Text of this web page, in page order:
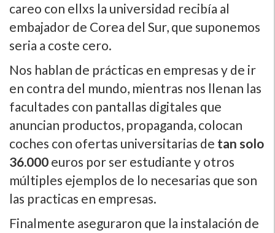
careo con ellxs la universidad recibí­a al
embajador de Corea del Sur, que suponemos
seria a coste cero.
Nos hablan de prácticas en empresas y de ir
en contra del mundo, mientras nos llenan las
facultades con pantallas digitales que
anuncian productos, propaganda, colocan
coches con ofertas universitarias de tan solo
36.000 euros por ser estudiante y otros
múltiples ejemplos de lo necesarias que son
las practicas en empresas.
Finalmente aseguraron que la instalación de